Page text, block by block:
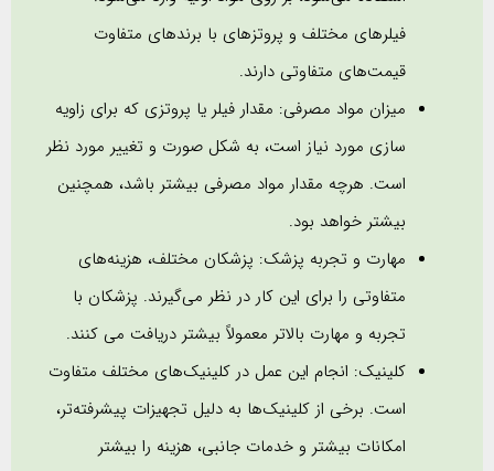
فیلرهای مختلف و پروتزهای با برندهای متفاوت
قیمت‌های متفاوتی دارند.
میزان مواد مصرفی: مقدار فیلر یا پروتزی که برای زاویه
سازی مورد نیاز است، به شکل صورت و تغییر مورد نظر
است. هرچه مقدار مواد مصرفی بیشتر باشد، همچنین
بیشتر خواهد بود.
مهارت و تجربه پزشک: پزشکان مختلف، هزینه‌های
متفاوتی را برای این کار در نظر می‌گیرند. پزشکان با
تجربه و مهارت بالاتر معمولاً بیشتر دریافت می کنند.
کلینیک: انجام این عمل در کلینیک‌های مختلف متفاوت
است. برخی از کلینیک‌ها به دلیل تجهیزات پیشرفته‌تر،
امکانات بیشتر و خدمات جانبی، هزینه را بیشتر